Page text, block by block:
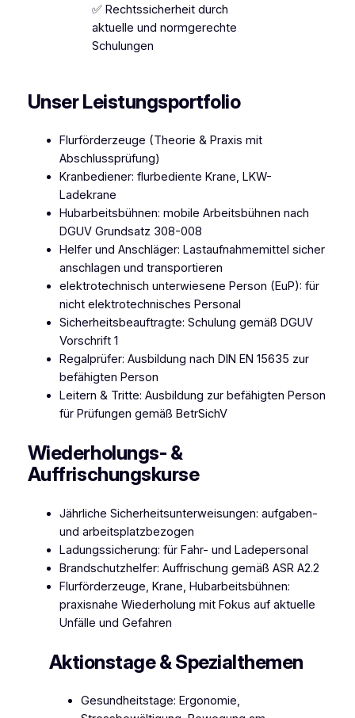
✅ Rechtssicherheit durch
aktuelle und normgerechte
Schulungen
Unser Leistungsportfolio
​Flurförderzeuge (Theorie & Praxis mit
Abschlussprüfung)
Kranbediener: flurbediente Krane, LKW-
Ladekrane
Hubarbeitsbühnen: mobile Arbeitsbühnen nach
DGUV Grundsatz 308-008
​Helfer und Anschläger: Lastaufnahmemittel sicher
anschlagen und transportieren
​elektrotechnisch unterwiesene Person (EuP): für
nicht elektrotechnisches Personal
Sicherheitsbeauftragte: Schulung gemäß DGUV
Vorschrift 1
Regalprüfer: Ausbildung nach DIN EN 15635 zur
befähigten Person
Leitern & Tritte: Ausbildung zur befähigten Person
für Prüfungen gemäß BetrSichV
Wiederholungs- &
Auffrischungskurse
Jährliche Sicherheitsunterweisungen: aufgaben-
und arbeitsplatzbezogen
​Ladungssicherung: für Fahr- und Ladepersonal
Brandschutzhelfer: Auffrischung gemäß ASR A2.2
​Flurförderzeuge, Krane, Hubarbeitsbühnen:
praxisnahe Wiederholung mit Fokus auf aktuelle
Unfälle und Gefahren
Aktionstage & Spezialthemen
Gesundheitstage: Ergonomie,